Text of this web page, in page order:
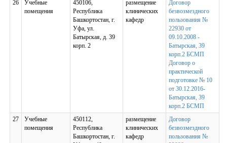
26
Учебные
помещения
450106,
Республика
Башкортостан, г.
Уфа, ул.
Батырская, д. 39
корп. 2
размещение
клинических
кафедр
Договор
безвозмездного
пользования №
22930 от
09.10.2008 -
Батырская, 39
корп.2 БСМП
Договор о
практической
подготовке № 10
от 30.12.2016-
Батырская, 39
корп.2 БСМП
27
Учебные
помещения
450112,
Республика
Башкортостан, г.
размещение
клинических
кафедр
Договор
безвозмездного
пользования №